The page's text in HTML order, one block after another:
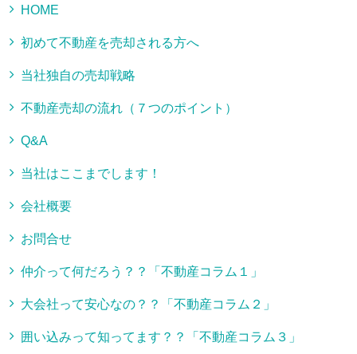
HOME
初めて不動産を売却される方へ
当社独自の売却戦略
不動産売却の流れ（７つのポイント）
Q&A
当社はここまでします！
会社概要
お問合せ
仲介って何だろう？？「不動産コラム１」
大会社って安心なの？？「不動産コラム２」
囲い込みって知ってます？？「不動産コラム３」